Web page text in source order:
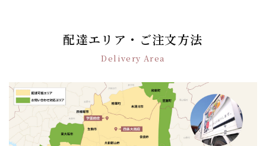
ン
配達エリア・ご注文方法
Delivery Area